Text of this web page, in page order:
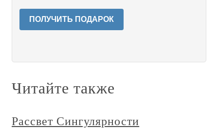
ПОЛУЧИТЬ ПОДАРОК
Читайте также
Рассвет Сингулярности